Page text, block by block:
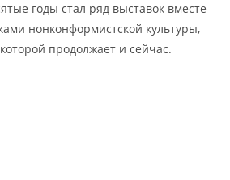
годы стал ряд выставок вместе
нонконформистской культуры,
продолжает и сейчас.